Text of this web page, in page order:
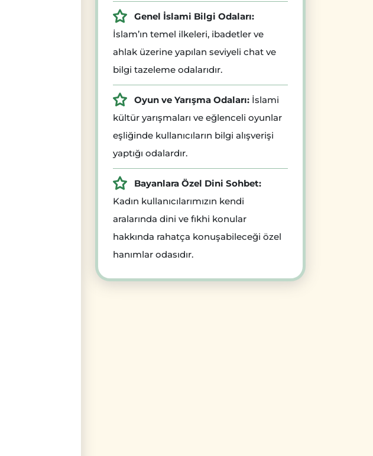
Genel İslami Bilgi Odaları:
İslam’ın temel ilkeleri, ibadetler ve
ahlak üzerine yapılan seviyeli chat ve
bilgi tazeleme odalarıdır.
Oyun ve Yarışma Odaları: İslami
kültür yarışmaları ve eğlenceli oyunlar
eşliğinde kullanıcıların bilgi alışverişi
yaptığı odalardır.
Bayanlara Özel Dini Sohbet:
Kadın kullanıcılarımızın kendi
aralarında dini ve fıkhi konular
hakkında rahatça konuşabileceği özel
hanımlar odasıdır.